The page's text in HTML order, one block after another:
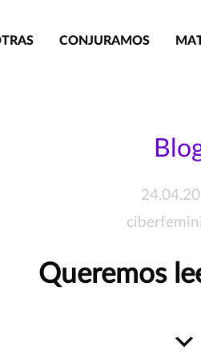
CONJURAMOS
Queremos